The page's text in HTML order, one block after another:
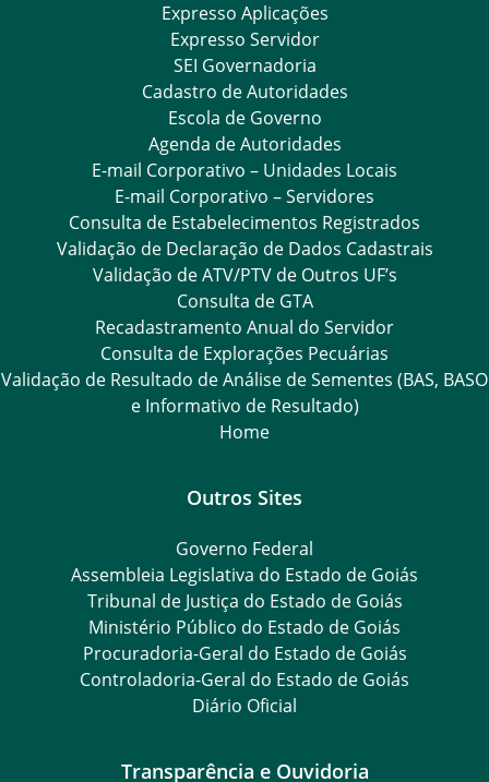
Expresso Aplicações
Expresso Servidor
SEI Governadoria
Cadastro de Autoridades
Escola de Governo
Agenda de Autoridades
E-mail Corporativo – Unidades Locais
E-mail Corporativo – Servidores
Consulta de Estabelecimentos Registrados
Validação de Declaração de Dados Cadastrais
Validação de ATV/PTV de Outros UF’s
Consulta de GTA
Recadastramento Anual do Servidor
Consulta de Explorações Pecuárias
Validação de Resultado de Análise de Sementes (BAS, BASO
e Informativo de Resultado)
Home
Outros Sites
Governo Federal
Assembleia Legislativa do Estado de Goiás
Tribunal de Justiça do Estado de Goiás
Ministério Público do Estado de Goiás
Procuradoria-Geral do Estado de Goiás
Controladoria-Geral do Estado de Goiás
Diário Oficial
Transparência e Ouvidoria